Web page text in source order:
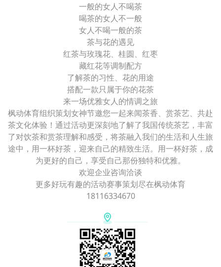
一般的女人不喝茶
喝茶的女人不一般
女人不喝一般的茶
茶与花的遇见
红茶与玫瑰花、桂圆、红枣
藏红花等调制配方
了解茶的习性、花的用途
搭配一款只属于你的花茶
来一场优雅女人的情调之旅
枫动体育组织策划女神节邀您一起来闻茶香、赏茶艺、共赴
茶文化体验！通过活动更深刻地了解了我国传统茶艺，丰富
了对饮茶和赏茶理解和感受，将茶融入我们的生活和人生旅
途中，用一杯好茶，迎来自己的精致生活。用一杯好茶，成
为更好的自己，享受自己那份独特和优雅。
欢迎企业咨询洽谈
更多好玩有趣的活动赛事策划尽在枫动体育
18116334670